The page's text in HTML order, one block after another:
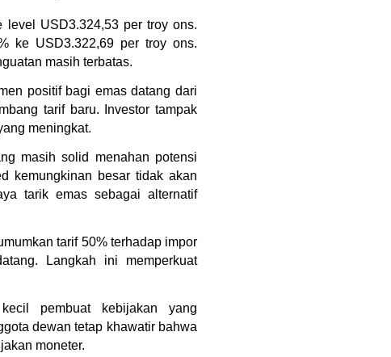
level USD3.324,53 per troy ons.
ke USD3.322,69 per troy ons.
masih terbatas.
positif bagi emas datang dari
tarif baru. Investor tampak
meningkat.
masih solid menahan potensi
kemungkinan besar tidak akan
tarik emas sebagai alternatif
tarif 50% terhadap impor
Langkah ini memperkuat
pembuat kebijakan yang
dewan tetap khawatir bahwa
moneter.